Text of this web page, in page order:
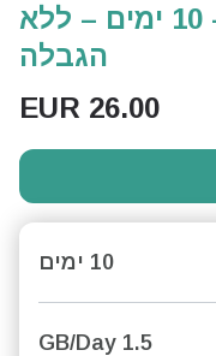
סנט קיטס ונוויס – 10 ימים – ללא
הגבלה
EUR 26.00
10 ימים
1.5 GB/Day